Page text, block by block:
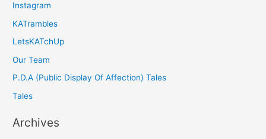
Instagram
KATrambles
LetsKATchUp
Our Team
P.D.A (Public Display Of Affection) Tales
Tales
Archives